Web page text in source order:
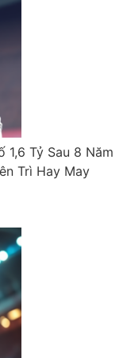
1,6 Tỷ Sau 8 Năm
Trì Hay May